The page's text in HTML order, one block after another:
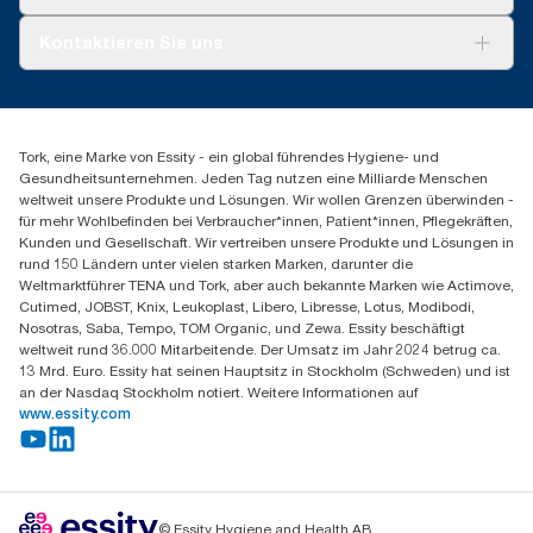
Spenderreklamation
+43 (0) 8 10-22 00 84
Essity Austria Vertriebs GmbH
Am Europlatz 2
1120 Wien
Mo-Do 8:00-16:30 | Fr 8:00-15:00
GLN: 9011111000026
Tork, eine Marke von Essity - ein global führendes Hygiene- und
Gesundheitsunternehmen. Jeden Tag nutzen eine Milliarde Menschen
weltweit unsere Produkte und Lösungen. Wir wollen Grenzen überwinden -
für mehr Wohlbefinden bei Verbraucher*innen, Patient*innen, Pflegekräften,
Kunden und Gesellschaft. Wir vertreiben unsere Produkte und Lösungen in
rund 150 Ländern unter vielen starken Marken, darunter die
Weltmarktführer TENA und Tork, aber auch bekannte Marken wie Actimove,
Cutimed, JOBST, Knix, Leukoplast, Libero, Libresse, Lotus, Modibodi,
Nosotras, Saba, Tempo, TOM Organic, und Zewa. Essity beschäftigt
weltweit rund 36.000 Mitarbeitende. Der Umsatz im Jahr 2024 betrug ca.
13 Mrd. Euro. Essity hat seinen Hauptsitz in Stockholm (Schweden) und ist
an der Nasdaq Stockholm notiert. Weitere Informationen auf
www.essity.com
© Essity Hygiene and Health AB